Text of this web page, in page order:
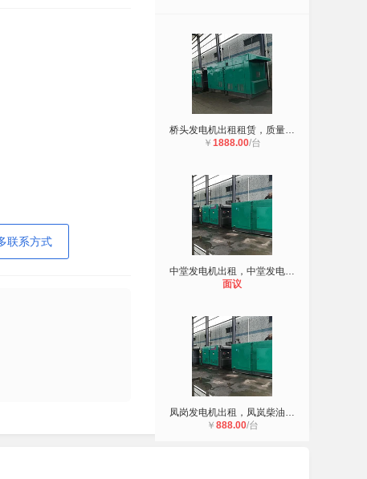
联系方式
桥头发电机出租租赁，质量保证**团
￥ 1888.00/台
中堂发电机出租，中堂发电机租赁
面议
凤岗发电机出租，凤岚柴油发电机出租
￥ 888.00/台